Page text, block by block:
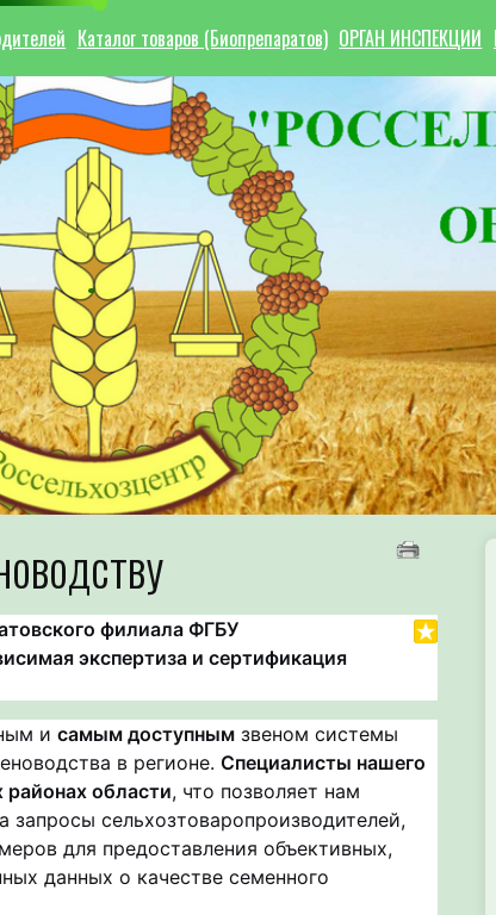
Каталог товаров (Биопрепаратов) ОРГАН ИНСПЕКЦИИ
филиала ФГБУ
экспертиза и сертификация
и самым доступным звеном системы
в регионе. Специалисты нашего
области, что позволяет нам
запросы сельхозтоваропроизводителей,
для предоставления объективных,
данных о качестве семенного